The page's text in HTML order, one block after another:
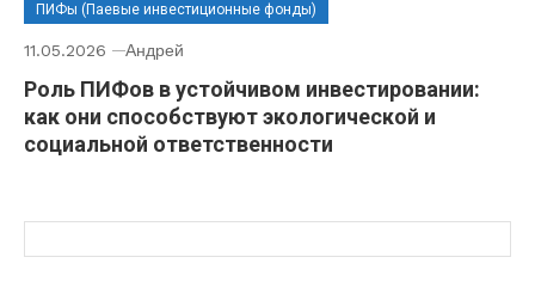
ПИФы (Паевые инвестиционные фонды)
11.05.2026 Андрей
Роль ПИФов в устойчивом инвестировании:
как они способствуют экологической и
социальной ответственности